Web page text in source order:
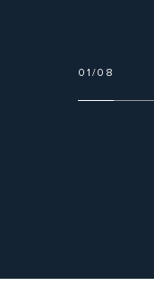
01 /08